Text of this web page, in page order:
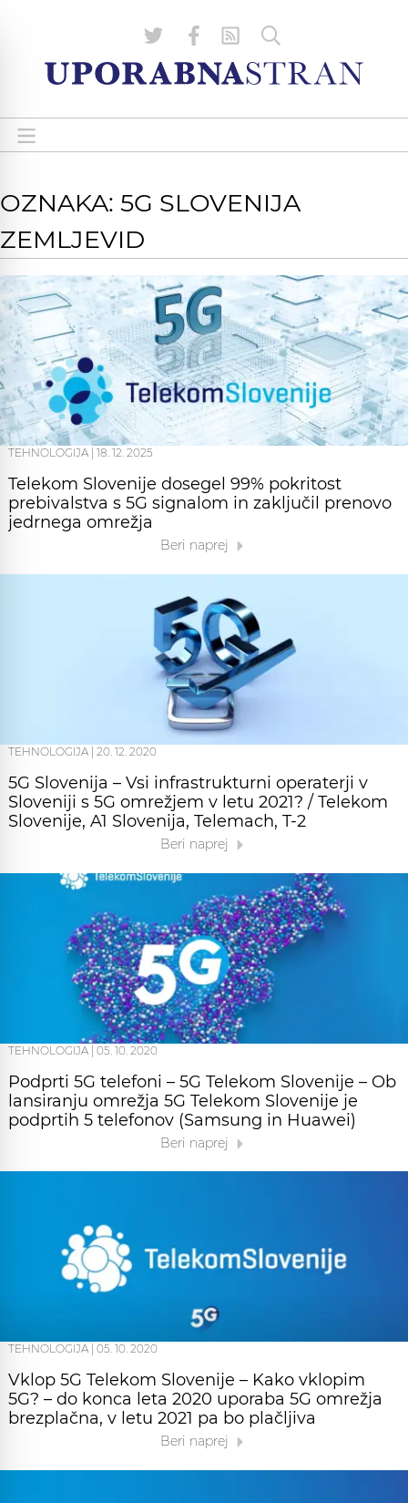
OZNAKA: 5G SLOVENIJA
ZEMLJEVID
TEHNOLOGIJA 18. 12. 2025
Telekom Slovenije dosegel 99% pokritost
prebivalstva s 5G signalom in zaključil prenovo
jedrnega omrežja
Beri naprej
TEHNOLOGIJA 20. 12. 2020
5G Slovenija – Vsi infrastrukturni operaterji v
Sloveniji s 5G omrežjem v letu 2021? / Telekom
Slovenije, A1 Slovenija, Telemach, T-2
Beri naprej
TEHNOLOGIJA | 05. 10. 2020
Podprti 5G telefoni – 5G Telekom Slovenije – Ob
lansiranju omrežja 5G Telekom Slovenije je
podprtih 5 telefonov (Samsung in Huawei)
Beri naprej
TEHNOLOGIJA 05. 10. 2020
Vklop 5G Telekom Slovenije – Kako vklopim
5G? – do konca leta 2020 uporaba 5G omrežja
brezplačna, v letu 2021 pa bo plačljiva
Beri naprej